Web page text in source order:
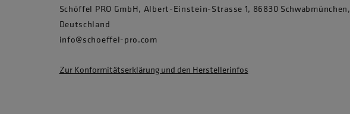
Schöffel PRO GmbH, Albert-Einstein-Strasse 1, 86830 Schwabmünchen,
Deutschland
info@schoeffel-pro.com
Zur Konformitätserklärung und den Herstellerinfos